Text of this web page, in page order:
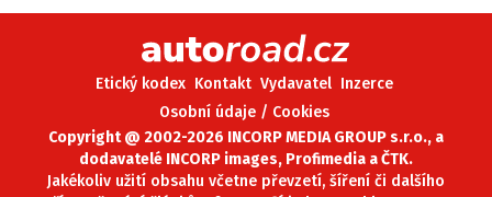
Etický kodex Kontakt Vydavatel Inzerce
Osobní údaje / Cookies
Copyright @ 2002-2026 INCORP MEDIA GROUP s.r.o., a
dodavatelé INCORP images, Profimedia a ČTK.
Jakékoliv užití obsahu včetne převzetí, šíření či dalšího